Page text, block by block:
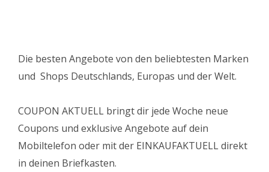
Die besten Angebote von den beliebtesten Marken
und Shops Deutschlands, Europas und der Welt.
COUPON AKTUELL bringt dir jede Woche neue
Coupons und exklusive Angebote auf dein
Mobiltelefon oder mit der EINKAUFAKTUELL direkt
in deinen Briefkasten.